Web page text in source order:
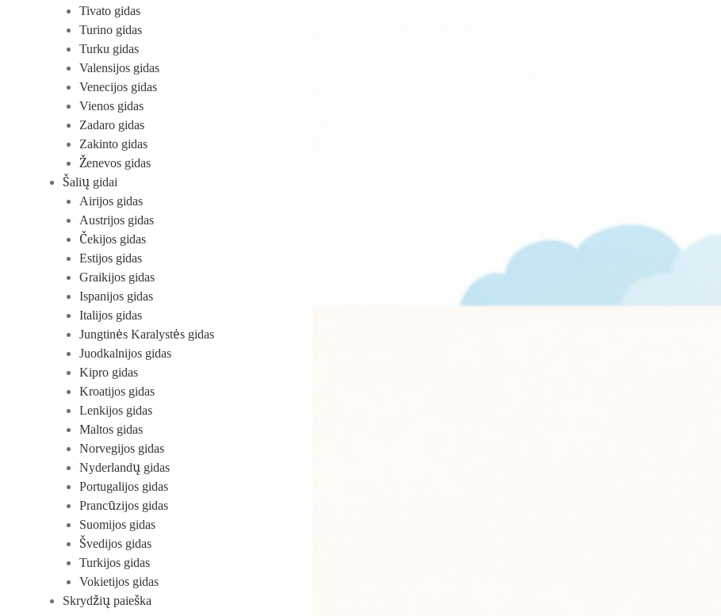
Tivato gidas
Turino gidas
Turku gidas
Valensijos gidas
Venecijos gidas
Vienos gidas
Zadaro gidas
Zakinto gidas
Ženevos gidas
Šalių gidai
Airijos gidas
Austrijos gidas
Čekijos gidas
Estijos gidas
Graikijos gidas
Ispanijos gidas
Italijos gidas
Jungtinės Karalystės gidas
Juodkalnijos gidas
Kipro gidas
Kroatijos gidas
Lenkijos gidas
Maltos gidas
Norvegijos gidas
Nyderlandų gidas
Portugalijos gidas
Prancūzijos gidas
Suomijos gidas
Švedijos gidas
Turkijos gidas
Vokietijos gidas
Skrydžių paieška